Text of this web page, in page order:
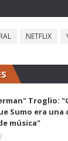
NETFLIX
Troglio:
Sumo era
música"